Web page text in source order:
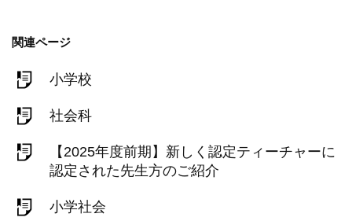
関連ページ
小学校
社会科
【2025年度前期】新しく認定ティーチャーに
認定された先生方のご紹介
小学社会